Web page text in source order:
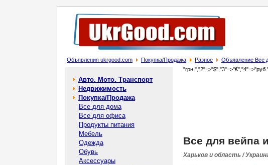
Объявления ukrgood.com Покупка/Продажа Разное Объявление Все
Авто. Мото. Транспорт
Недвижимость
Покупка/Продажа
Все для дома
Все для офиса
Продукты питания
Мебель
Одежда
Обувь
Аксессуары
Все для вейпа
Харьков и область /